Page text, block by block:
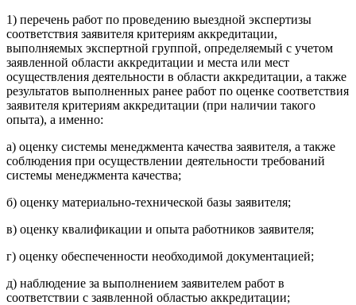
1) перечень работ по проведению выездной экспертизы
соответствия заявителя критериям аккредитации,
выполняемых экспертной группой, определяемый с учетом
заявленной области аккредитации и места или мест
осуществления деятельности в области аккредитации, а также
результатов выполненных ранее работ по оценке соответствия
заявителя критериям аккредитации (при наличии такого
опыта), а именно:
а) оценку системы менеджмента качества заявителя, а также
соблюдения при осуществлении деятельности требований
системы менеджмента качества;
б) оценку материально-технической базы заявителя;
в) оценку квалификации и опыта работников заявителя;
г) оценку обеспеченности необходимой документацией;
д) наблюдение за выполнением заявителем работ в
соответствии с заявленной областью аккредитации;